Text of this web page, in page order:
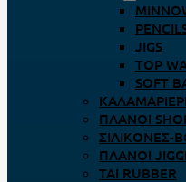
JIGS
TOP
SOFT
ΠΛΆΝΟΙ
ΣΙΛΙΚΌΝΕΣ-
ΠΛΆΝΟΙ
TAI RUBBER